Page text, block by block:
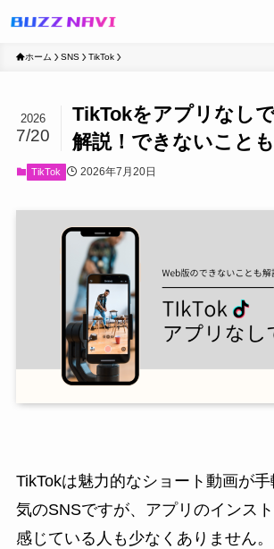
ホーム SNS TikTok
TikTokをアプリなし
解説！できないことも
2026
7/20
TikTok 2026年7月20日
TikTokは魅力的なショート動画が
気のSNSですが、アプリのインス
感じている人も少なくありません。